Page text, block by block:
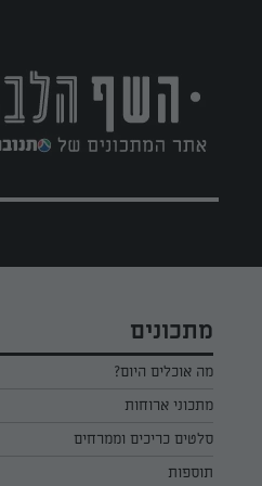
מתכונים
מה אוכלים היום?
מתכוני ארוחות
ארוחת בוקר
ארוחת צהריים
סלטים כריכים וממרחים
כל הסלטים כריכים וממרחים
תוספות